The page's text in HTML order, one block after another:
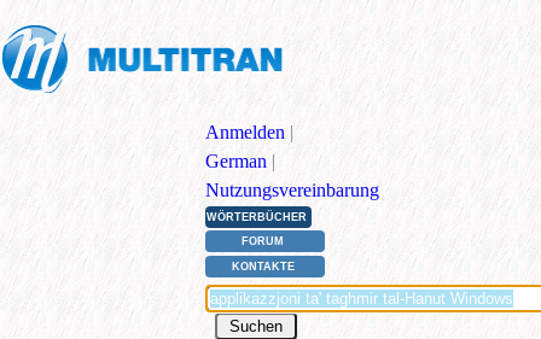
Anmelden |
German |
Nutzungsvereinbarung
WÖRTERBÜCHER
FORUM
KONTAKTE